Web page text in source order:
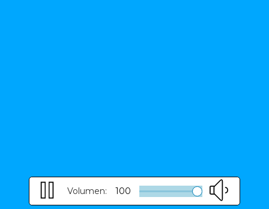
Volumen: 100